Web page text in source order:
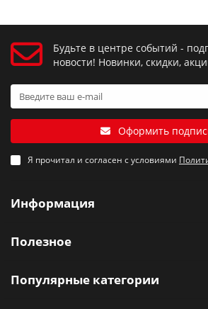
Будьте в центре событий -
новости! Новинки, скидки,
Оформить
Я прочитал и согласен с условиями
Информация
Полезное
Популярные категории